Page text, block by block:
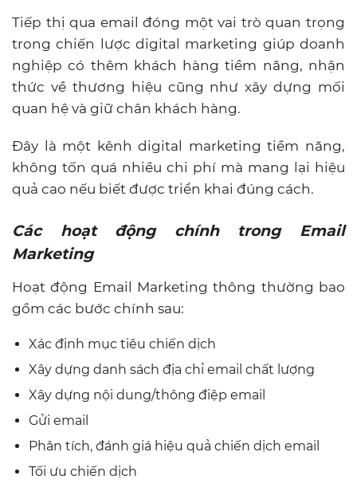
Tiếp thị qua email đóng một vai trò quan trọng
trong chiến lược digital marketing giúp doanh
nghiệp có thêm khách hàng tiềm năng, nhận
thức về thương hiệu cũng như xây dựng mối
quan hệ và giữ chân khách hàng.
Đây là một kênh digital marketing tiềm năng,
không tốn quá nhiều chi phí mà mang lại hiệu
quả cao nếu biết được triển khai đúng cách.
Các hoạt động chính trong Email
Marketing
Hoạt động Email Marketing thông thường bao
gồm các bước chính sau:
Xác định mục tiêu chiến dịch
Xây dựng danh sách địa chỉ email chất lượng
Xây dựng nội dung/thông điệp email
Gửi email
Phân tích, đánh giá hiệu quả chiến dịch email
Tối ưu chiến dịch